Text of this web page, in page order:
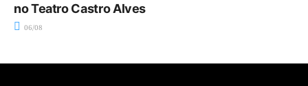
no Teatro Castro Alves
06/08